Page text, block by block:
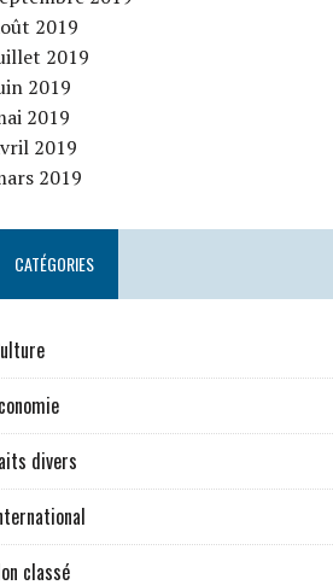
2019
2019
2019
2019
2019
2019
CATÉGORIES
divers
classé